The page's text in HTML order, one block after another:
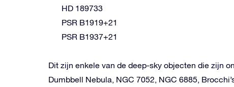
HD 189733
PSR B1919+21
PSR B1937+21
Dit zijn enkele van de deep-sky objecten die zijn
Dumbbell Nebula, NGC 7052, NGC 6885,